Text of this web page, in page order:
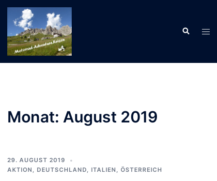
Zum
Inhalt
springen
Suche
Monat: August 2019
29. AUGUST 2019
AKTION , DEUTSCHLAND, ITALIEN , ÖSTERREICH